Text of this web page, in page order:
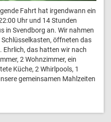
Fahrt hat irgendwann ein
Uhr und 14 Stunden
in Svendborg an. Wir nahmen
öffneten das
Ehrlich, das hatten wir nach
2 Wohnzimmer, ein
Küche, 2 Whirlpools, 1
gemeinsamen Mahlzeiten